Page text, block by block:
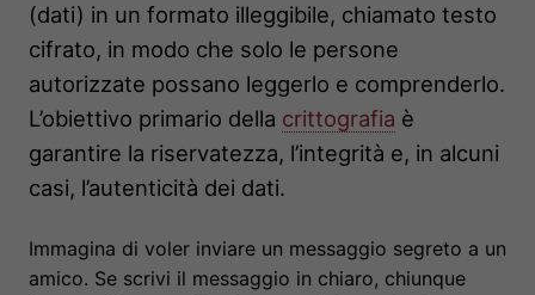
(dati) in un formato illeggibile, chiamato testo
cifrato, in modo che solo le persone
autorizzate possano leggerlo e comprenderlo.
L’obiettivo primario della crittografia è
garantire la riservatezza, l’integrità e, in alcuni
casi, l’autenticità dei dati.
Immagina di voler inviare un messaggio segreto a un
amico. Se scrivi il messaggio in chiaro, chiunque